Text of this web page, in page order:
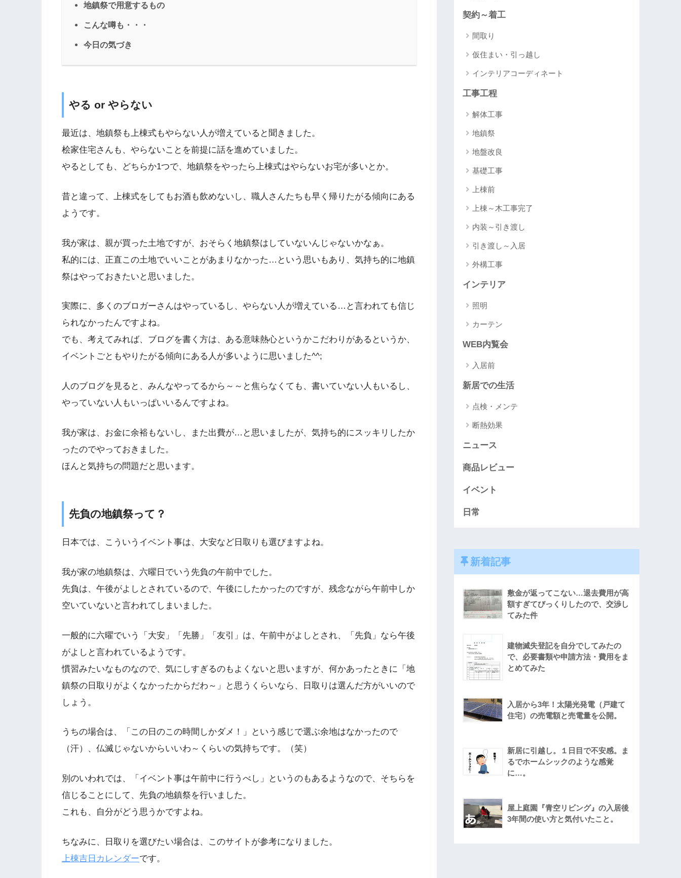
地鎮祭で用意するもの
こんな噂も・・・
今日の気づき
やる or やらない
最近は、地鎮祭も上棟式もやらない人が増えていると聞きました。
桧家住宅さんも、やらないことを前提に話を進めていました。
やるとしても、どちらか1つで、地鎮祭をやったら上棟式はやらないお宅が多いとか。
昔と違って、上棟式をしてもお酒も飲めないし、職人さんたちも早く帰りたがる傾向にある
ようです。
我が家は、親が買った土地ですが、おそらく地鎮祭はしていないんじゃないかなぁ。
私的には、正直この土地でいいことがあまりなかった…という思いもあり、気持ち的に地鎮
祭はやっておきたいと思いました。
実際に、多くのブロガーさんはやっているし、やらない人が増えている…と言われても信じ
られなかったんですよね。
でも、考えてみれば、ブログを書く方は、ある意味熱心というかこだわりがあるというか、
イベントごともやりたがる傾向にある人が多いように思いました^^;
人のブログを見ると、みんなやってるから～～と焦らなくても、書いていない人もいるし、
やっていない人もいっぱいいるんですよね。
我が家は、お金に余裕もないし、また出費が…と思いましたが、気持ち的にスッキリしたか
ったのでやっておきました。
ほんと気持ちの問題だと思います。
先負の地鎮祭って？
日本では、こういうイベント事は、大安など日取りも選びますよね。
我が家の地鎮祭は、六曜日でいう先負の午前中でした。
先負は、午後がよしとされているので、午後にしたかったのですが、残念ながら午前中しか
空いていないと言われてしまいました。
一般的に六曜でいう「大安」「先勝」「友引」は、午前中がよしとされ、「先負」なら午後
がよしと言われているようです。
慣習みたいなものなので、気にしすぎるのもよくないと思いますが、何かあったときに「地
鎮祭の日取りがよくなかったからだわ～」と思うくらいなら、日取りは選んだ方がいいので
しょう。
うちの場合は、「この日のこの時間しかダメ！」という感じで選ぶ余地はなかったので
（汗）、仏滅じゃないからいいわ～くらいの気持ちです。（笑）
別のいわれでは、「イベント事は午前中に行うべし」というのもあるようなので、そちらを
信じることにして、先負の地鎮祭を行いました。
これも、自分がどう思うかですよね。
ちなみに、日取りを選びたい場合は、このサイトが参考になりました。
上棟吉日カレンダーです。
契約～着工
間取り
仮住まい・引っ越し
インテリアコーディネート
工事工程
解体工事
地鎮祭
地盤改良
基礎工事
上棟前
上棟～木工事完了
内装～引き渡し
引き渡し～入居
外構工事
インテリア
照明
カーテン
WEB内覧会
入居前
新居での生活
点検・メンテ
断熱効果
ニュース
商品レビュー
イベント
日常
新着記事
敷金が返ってこない…退去費用が高
額すぎてびっくりしたので、交渉し
てみた件
建物滅失登記を自分でしてみたの
で、必要書類や申請方法・費用をま
とめてみた
入居から3年！太陽光発電（戸建て
住宅）の売電額と売電量を公開。
新居に引越し。１日目で不安感。ま
るでホームシックのような感覚
に…。
屋上庭園『青空リビング』の入居後
3年間の使い方と気付いたこと。